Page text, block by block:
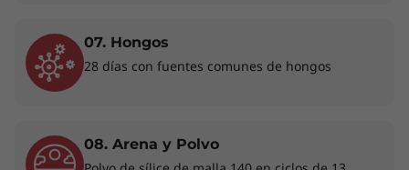
Teclado retroiluminado opcional y algunos puertos/ranuras pueden ser
opcionales o variar - colores sujetos a disponibilidad.
Hábitos saludables para un mundo digital
07. Hongos
28 días con fuentes comunes de hongos
08. Arena y Polvo